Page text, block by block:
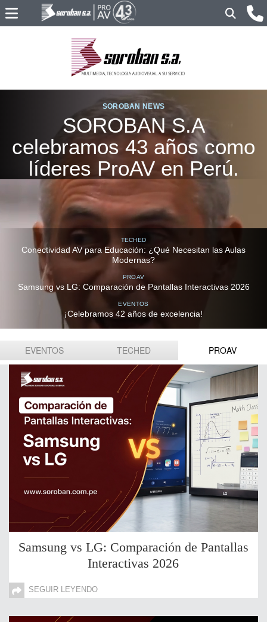
SOROBAN NEWS
SOROBAN S.A
celebramos 43 años como
líderes ProAV en Perú.
TECHED
Conectividad AV para Educación: ¿Qué Necesitan las Aulas
Modernas?
PROAV
Samsung vs LG: Comparación de Pantallas Interactivas 2026
EVENTOS
¡Celebramos 42 años de excelencia!
Samsung vs LG: Comparación de Pantallas
Interactivas 2026
SEGUIR LEYENDO